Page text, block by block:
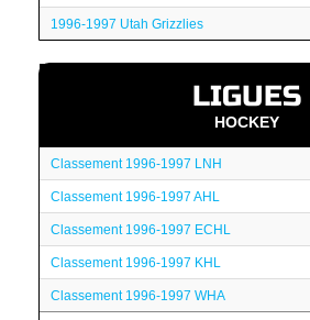
1996-1997 Utah Grizzlies
LIGUES
HOCKEY
Classement 1996-1997 LNH
Classement 1996-1997 AHL
Classement 1996-1997 ECHL
Classement 1996-1997 KHL
Classement 1996-1997 WHA